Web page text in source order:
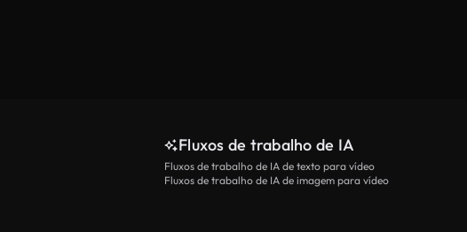
Fluxos de trabalho de IA
Fluxos de trabalho de IA de texto para vídeo
Fluxos de trabalho de IA de imagem para vídeo